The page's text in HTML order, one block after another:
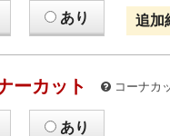
あり 追加
ーカット コーナカ
あり